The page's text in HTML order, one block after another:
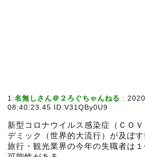
1:名無しさん＠２ろぐちゃんねる :
08:40:23.45 ID:V31QBy0U9
新型コロナウイルス感染症（ＣＯ
デミック（世界的大流行）が及ぼす
旅行・観光業界の今年の失職者は